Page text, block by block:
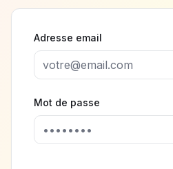
Adresse email
Mot de passe